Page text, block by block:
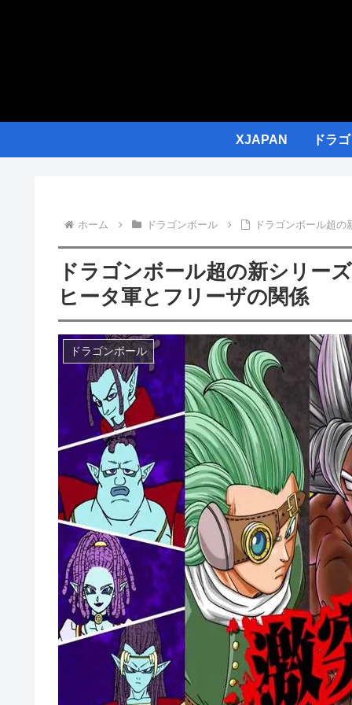
XJAPAN ドラ
ホーム ドラゴンボール ドラゴンボール超
ドラゴンボール超の新シリー
ヒータ軍とフリーザの関係
ドラゴンボール